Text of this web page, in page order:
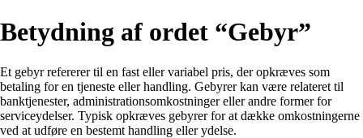
Betydning af ordet “Gebyr”
Et gebyr refererer til en fast eller variabel pris, der opkræves som
betaling for en tjeneste eller handling. Gebyrer kan være relateret til
banktjenester, administrationsomkostninger eller andre former for
serviceydelser. Typisk opkræves gebyrer for at dække omkostningerne
ved at udføre en bestemt handling eller ydelse.